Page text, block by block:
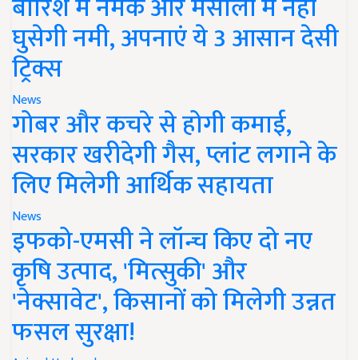
घुसेगी नमी, अपनाएं ये 3 आसान देसी
ट्रिक्स
News
गोबर और कचरे से होगी कमाई,
सरकार खरीदेगी गैस, प्लांट लगाने के
लिए मिलेगी आर्थिक सहायता
News
इफको-एमसी ने लॉन्च किए दो नए
कृषि उत्पाद, 'मित्सुकी' और
'नेक्सावेट', किसानों को मिलेगी उन्नत
फसल सुरक्षा!